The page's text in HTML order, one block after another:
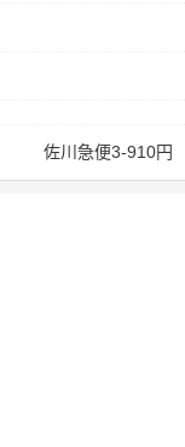
佐川急便3-910円